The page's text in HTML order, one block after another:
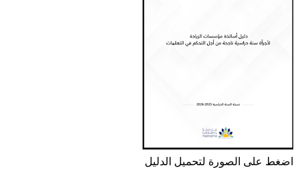
اضغط على الصورة لتحميل الدليل